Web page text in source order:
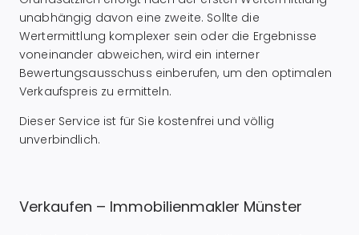
unabhängig davon eine zweite. Sollte die
Wertermittlung komplexer sein oder die Ergebnisse
voneinander abweichen, wird ein interner
Bewertungsausschuss einberufen, um den optimalen
Verkaufspreis zu ermitteln.
Dieser Service ist für Sie kostenfrei und völlig
unverbindlich.
Verkaufen – Immobilienmakler Münster